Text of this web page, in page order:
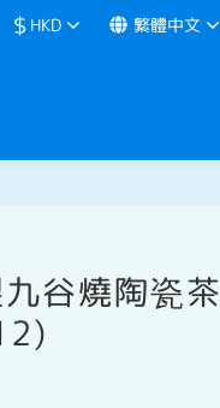
$ HKD 繁體中文
谷燒陶瓷茶